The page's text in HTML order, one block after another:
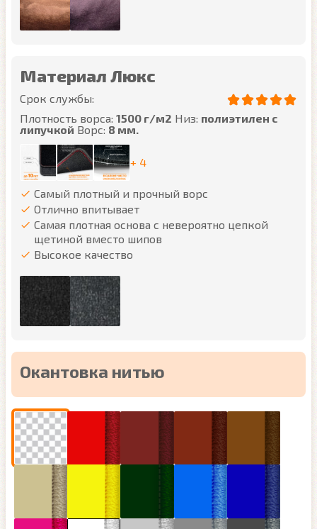
Материал Люкс
Срок службы:
Плотность ворса: 1500 г/м2 Низ: полиэтилен с
липучкой Ворс: 8 мм.
+ 4
Самый плотный и прочный ворс
Отлично впитывает
Самая плотная основа с невероятно цепкой
щетиной вместо шипов
Высокое качество
Окантовка нитью